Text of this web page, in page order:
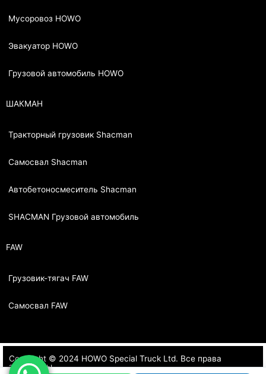
Мусоровоз HOWO
Эвакуатор HOWO
Грузовой автомобиль HOWO
ШАКМАН
Тракторный грузовик Shacman
Самосвал Shacman
Автобетоносмеситель Shacman
SHACMAN Грузовой автомобиль
FAW
Грузовик-тягач FAW
Самосвал FAW
Copyright © 2024 HOWO Special Truck Ltd. Все права
защищены.